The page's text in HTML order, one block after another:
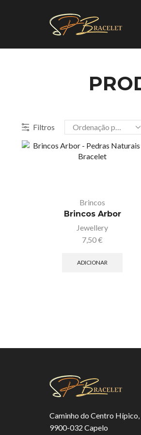
Filtros
Brincos
Brincos Arbor
Jewellery
7,50€
ADICIONAR
Caminho do Centro Hípico,
9900-032 Capelo